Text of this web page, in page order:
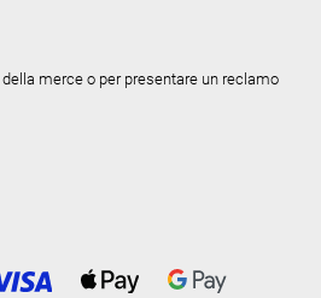
merce o per presentare un reclamo